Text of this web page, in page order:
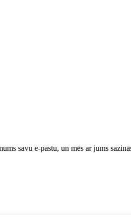
savu e-pastu, un mēs ar jums